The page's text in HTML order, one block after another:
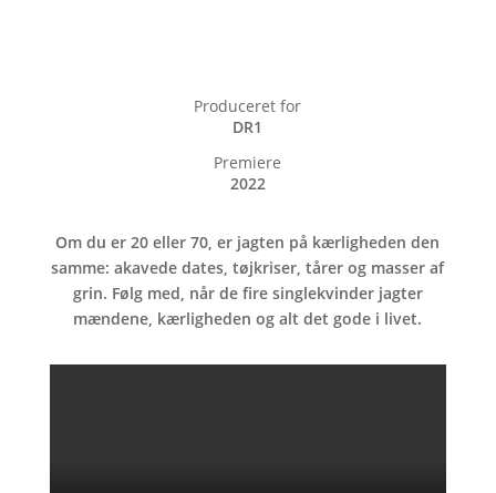
Produceret for
DR1
Premiere
2022
Om du er 20 eller 70, er jagten på kærligheden den
samme: akavede dates, tøjkriser, tårer og masser af
grin. Følg med, når de fire singlekvinder jagter
mændene, kærligheden og alt det gode i livet.